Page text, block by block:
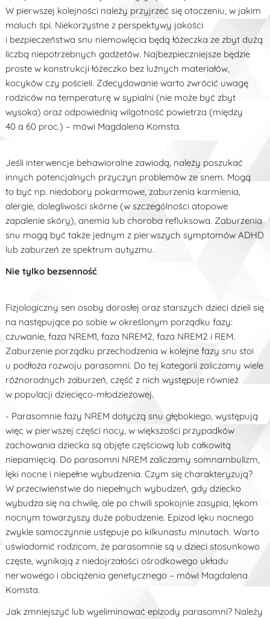
W pierwszej kolejności należy przyjrzeć się otoczeniu, w jakim
maluch śpi. Niekorzystne z perspektywy jakości
i bezpieczeństwa snu niemowlęcia będą łóżeczka ze zbyt dużą
liczbą niepotrzebnych gadżetów. Najbezpieczniejsze będzie
proste w konstrukcji łóżeczko bez luźnych materiałów,
kocyków czy pościeli. Zdecydowanie warto zwrócić uwagę
rodziców na temperaturę w sypialni (nie może być zbyt
wysoka) oraz odpowiednią wilgotność powietrza (między
40 a 60 proc.) – mówi Magdalena Komsta.
Jeśli interwencje behawioralne zawiodą, należy poszukać
innych potencjalnych przyczyn problemów ze snem. Mogą
to być np. niedobory pokarmowe, zaburzenia karmienia,
alergie, dolegliwości skórne (w szczególności atopowe
zapalenie skóry), anemia lub choroba refluksowa. Zaburzenia
snu mogą być także jednym z pierwszych symptomów ADHD
lub zaburzeń ze spektrum autyzmu.
Nie tylko bezsenność
Fizjologiczny sen osoby dorosłej oraz starszych dzieci dzieli się
na następujące po sobie w określonym porządku fazy:
czuwanie, faza NREM1, faza NREM2, faza NREM2 i REM.
Zaburzenie porządku przechodzenia w kolejne fazy snu stoi
u podłoża rozwoju parasomni. Do tej kategorii zaliczamy wiele
różnorodnych zaburzeń, część z nich występuje również
w populacji dziecięco-młodzieżowej.
- Parasomnie fazy NREM dotyczą snu głębokiego, występują
więc w pierwszej części nocy, w większości przypadków
zachowania dziecka są objęte częściową lub całkowitą
niepamięcią. Do parasomni NREM zaliczamy somnambulizm,
lęki nocne i niepełne wybudzenia. Czym się charakteryzują?
W przeciwieństwie do niepełnych wybudzeń, gdy dziecko
wybudza się na chwilę, ale po chwili spokojnie zasypia, lękom
nocnym towarzyszy duże pobudzenie. Epizod lęku nocnego
zwykle samoczynnie ustępuje po kilkunastu minutach. Warto
uświadomić rodzicom, że parasomnie są u dzieci stosunkowo
częste, wynikają z niedojrzałości ośrodkowego układu
nerwowego i obciążenia genetycznego – mówi Magdalena
Komsta.
Jak zmniejszyć lub wyeliminować epizody parasomni? Należy